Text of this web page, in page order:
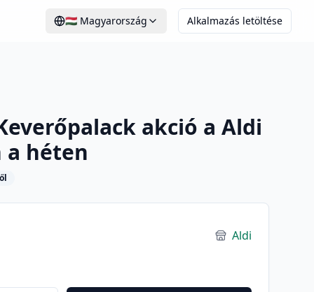
🇭🇺 Magyarország Alkalmazás letöltése
akció a Aldi
a héten
Aldi